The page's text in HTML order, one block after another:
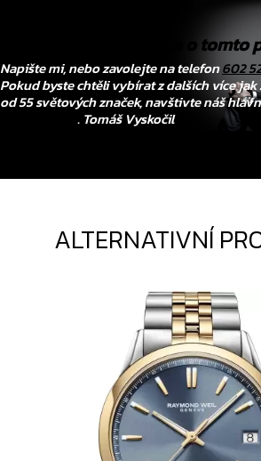
Chtěli byste vědět více o tomto
Napište mi, nebo zavolejte na telefon602
Pokud byste chtěli vybírat z dalších více
od 55 světových značek, navštivte náš
. Tomáš Vyskočil
ALTERNATIVNÍ